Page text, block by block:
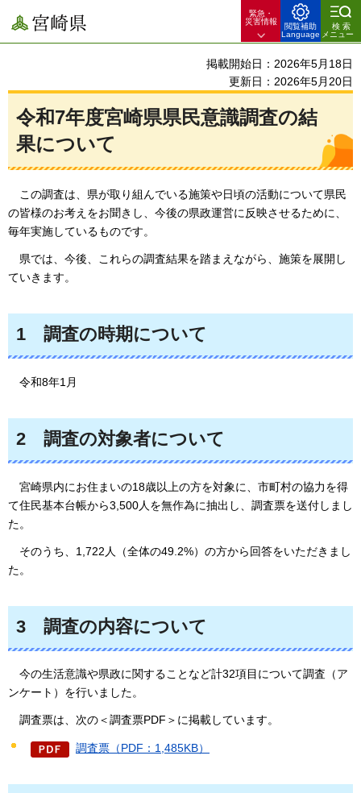
宮崎県
緊急・
災害情報
閲覧補助
Language
検索
メニュー
掲載開始日：2026年5月18日
更新日：2026年5月20日
令和7年度宮崎県県民意識調査の結
果について
この調査は、 県が取り組んでいる施策や日頃の活動について県民
の皆様のお考えをお聞きし、今後の県政運営に反映させるために、
毎年実施しているものです。
県では、 今後、これらの調査結果を踏まえながら、施策を展開し
ていきます。
1 調査の時期について
令和8年1月
2 調査の対象者について
宮崎県内にお住まいの18歳以上の方を対象に、市町村の協力を得
て住民基本台帳から3,500人を無作為に抽出し、調査票を送付しまし
た。
そのうち、 1,722人（全体の49.2%）の方から回答をいただきまし
た。
3 調査の内容について
今の生活意識や県政に関することなど計32項目について調査（ア
ンケート）を行いました。
調査票は、 次の＜調査票PDF＞に掲載しています。
調査票（PDF：1,485KB）